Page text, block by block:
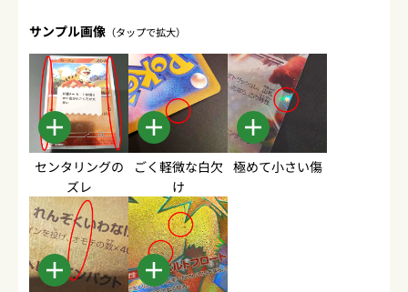
サンプル画像 （タップで拡大）
センタリングの
ズレ
ごく軽微な白欠
け
極めて小さい傷